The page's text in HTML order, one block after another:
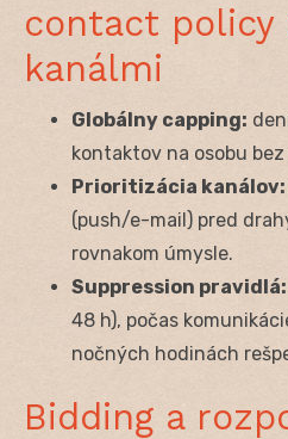
contact policy
kanálmi
Globálny capping:
kontaktov na osobu
Prioritizácia kanálov:
(push/e-mail) pred
rovnakom úmysle.
Suppression pravidlá:
48 h), počas
nočných hodinách
Bidding a